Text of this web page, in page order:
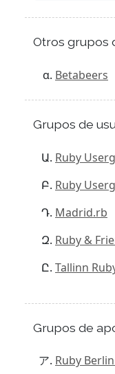
Otros grupos
Betabeers
Grupos de
Ruby
Ruby
Madrid.rb
Ruby &
Tallinn
Grupos de
Ruby Berlin